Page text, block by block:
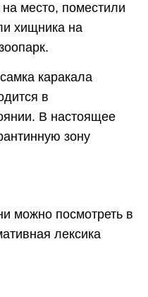
место, поместили
хищника на
каракала
в
В настоящее
зону
можно посмотреть в
лексика